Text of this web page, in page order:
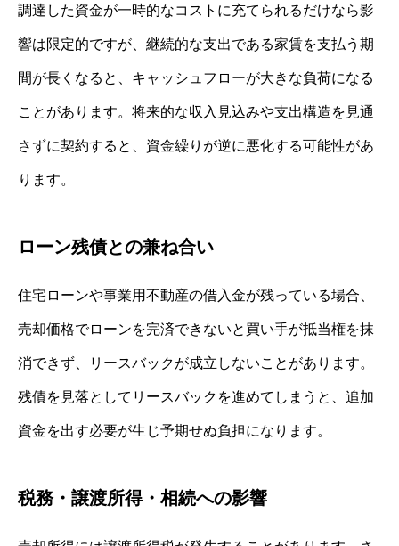
調達した資金が一時的なコストに充てられるだけなら影
響は限定的ですが、継続的な支出である家賃を支払う期
間が長くなると、キャッシュフローが大きな負荷になる
ことがあります。将来的な収入見込みや支出構造を見通
さずに契約すると、資金繰りが逆に悪化する可能性があ
ります。
ローン残債との兼ね合い
住宅ローンや事業用不動産の借入金が残っている場合、
売却価格でローンを完済できないと買い手が抵当権を抹
消できず、リースバックが成立しないことがあります。
残債を見落としてリースバックを進めてしまうと、追加
資金を出す必要が生じ予期せぬ負担になります。
税務・譲渡所得・相続への影響